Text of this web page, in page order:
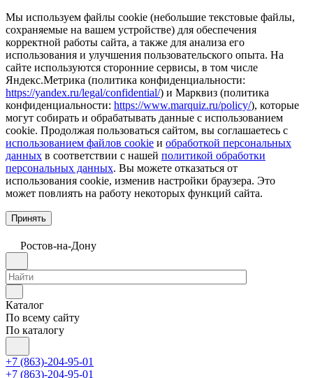
Мы используем файлы cookie (небольшие текстовые файлы,
сохраняемые на вашем устройстве) для обеспечения
корректной работы сайта, а также для анализа его
использования и улучшения пользовательского опыта. На
сайте используются сторонние сервисы, в том числе
Яндекс.Метрика (политика конфиденциальности:
https://yandex.ru/legal/confidential/) и Марквиз (политика
конфиденциальности: https://www.marquiz.ru/policy/), которые
могут собирать и обрабатывать данные с использованием
cookie. Продолжая пользоваться сайтом, вы соглашаетесь с
использованием файлов cookie и обработкой персональных
данных в соответствии с нашей политикой обработки
персональных данных. Вы можете отказаться от
использования cookie, изменив настройки браузера. Это
может повлиять на работу некоторых функций сайта.
Принять
Ростов-на-Дону
Каталог
По всему сайту
По каталогу
+7 (863)-204-95-01
+7 (863)-204-95-01